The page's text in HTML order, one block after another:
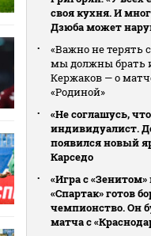
своя кухня. И
Дзюба может
«Важно не терять
мы должны брать
Кержаков — о
«Родиной»
«Не соглашусь,
индивидуалист.
появился новый
Карседо
«Игра с «Зенитом»
«Спартак» готов
чемпионство. Он
матча с